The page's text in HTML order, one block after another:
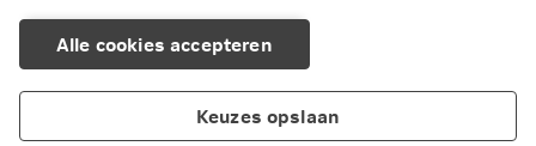
Alle cookies accepteren
Keuzes opslaan